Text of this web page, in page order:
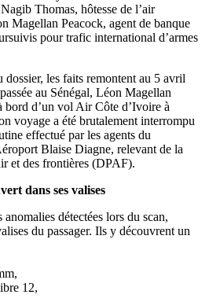
Thomas, hôtesse de l’air
Magellan Peacock, agent de banque
pour trafic international d’armes
dossier, les faits remontent au 5 avril
au Sénégal, Léon Magellan
bord d’un vol Air Côte d’Ivoire à
voyage a été brutalement interrompu
effectué par les agents du
Blaise Diagne, relevant de la
et des frontières (DPAF).
dans ses valises
détectées lors du scan,
du passager. Ils y découvrent un
12,